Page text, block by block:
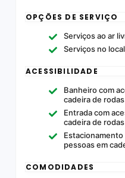
OPÇÕES DE SERVIÇO
Serviços ao ar
Serviços no local
ACESSIBILIDADE
Banheiro com
cadeira de rodas
Entrada com
cadeira de rodas
pessoas em
COMODIDADES